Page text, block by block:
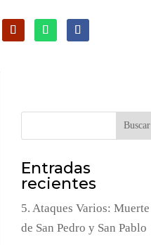
Buscar
Entradas
recientes
5. Ataques Varios: Muerte
de San Pedro y San Pablo